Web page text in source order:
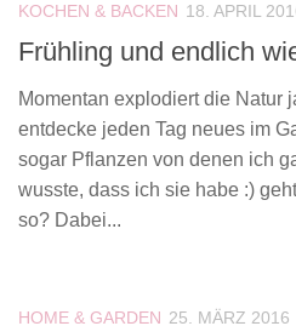
KOCHEN & BACKEN 18. APRIL
Frühling und endlich
Momentan explodiert die Natur
entdecke jeden Tag neues im
sogar Pflanzen von denen ich
wusste, dass ich sie habe :)
so? Dabei...
HOME & GARDEN 25. MÄRZ 2016